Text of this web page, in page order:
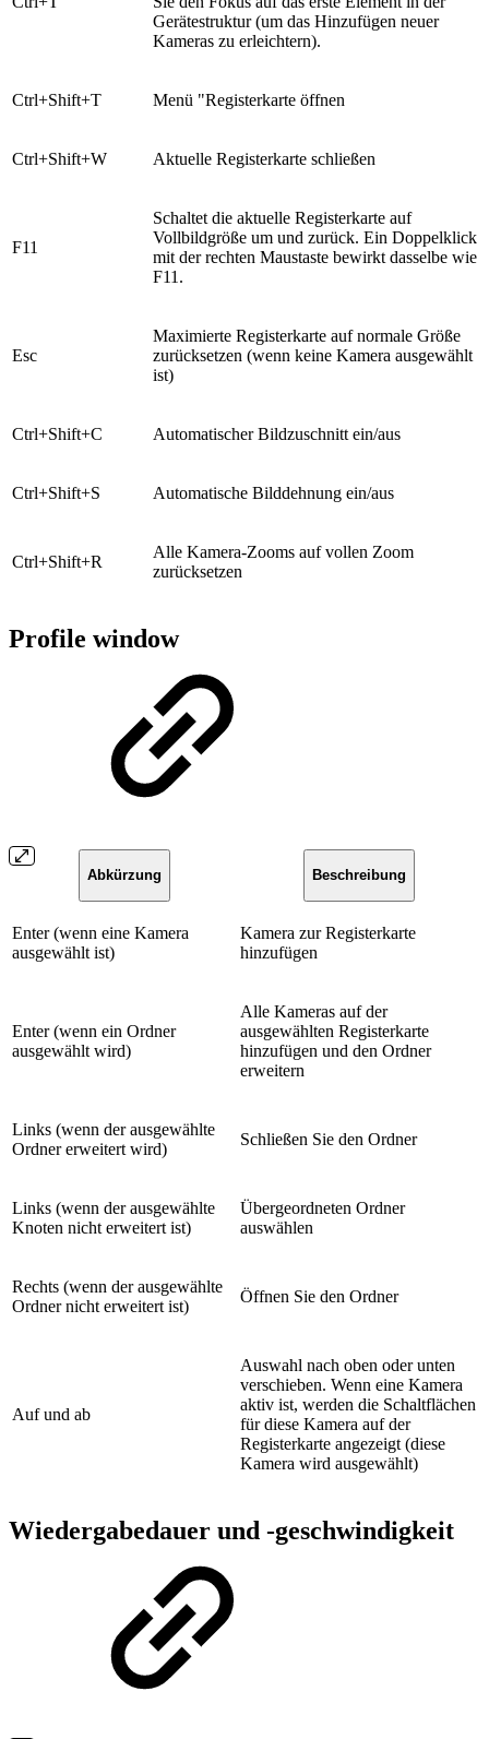
Gerätestruktur (um das Hinzufügen neuer
Kameras zu erleichtern).
​Ctrl+Shift+T ​Menü "Registerkarte öffnen
​Ctrl+Shift+W ​Aktuelle Registerkarte schließen
​F11
​Schaltet die aktuelle Registerkarte auf
Vollbildgröße um und zurück. Ein Doppelklick
mit der rechten Maustaste bewirkt dasselbe wie
F11.
​Esc
Maximierte Registerkarte auf normale Größe
zurücksetzen (wenn keine Kamera ausgewählt
ist)
​Ctrl+Shift+C ​Automatischer Bildzuschnitt ein/aus
​Ctrl+Shift+S ​Automatische Bilddehnung ein/aus
​Ctrl+Shift+R
Alle Kamera-Zooms auf vollen Zoom
zurücksetzen
Profile window
Abkürzung Beschreibung
​Enter (wenn eine Kamera
ausgewählt ist)
​Kamera zur Registerkarte
hinzufügen
​Enter (wenn ein Ordner
ausgewählt wird)
​Alle Kameras auf der
ausgewählten Registerkarte
hinzufügen und den Ordner
erweitern
​Links (wenn der ausgewählte
Ordner erweitert wird)
​Schließen Sie den Ordner
​Links (wenn der ausgewählte
Knoten nicht erweitert ist)
​Übergeordneten Ordner
auswählen
​Rechts (wenn der ausgewählte
Ordner nicht erweitert ist)
​Öffnen Sie den Ordner
Auf und ab
​Auswahl nach oben oder unten
verschieben. Wenn eine Kamera
aktiv ist, werden die Schaltflächen
für diese Kamera auf der
Registerkarte angezeigt (diese
Kamera wird ausgewählt)
Wiedergabedauer und -geschwindigkeit